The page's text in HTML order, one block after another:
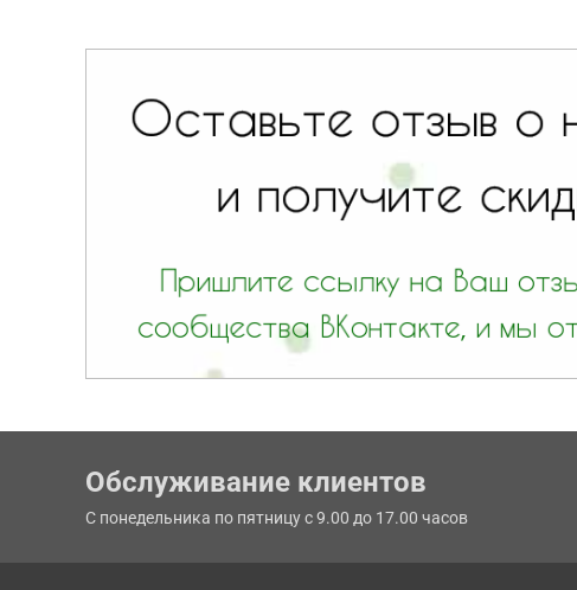
Обслуживание клиентов
С понедельника по пятницу с 9.00 до 17.00 часов